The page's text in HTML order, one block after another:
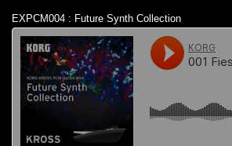
EXPCM004 : Future Synth Collection